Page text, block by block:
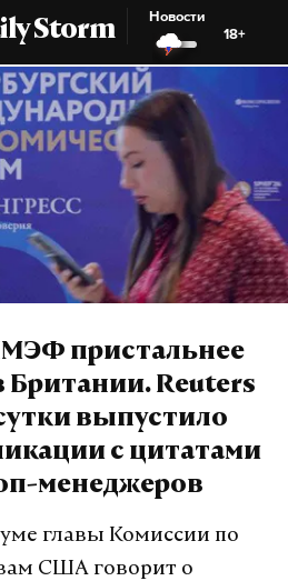
Storm
Новости
18+
пристальнее
Британии. Reuters
выпустило
с цитатами
менеджеров
главы Комиссии по
США говорит о